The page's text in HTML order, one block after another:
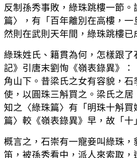
反制孫秀事敗，綠珠跳樓一節。
篇〉，有「百年離別在高樓，一
然則在武則天年間，綠珠跳樓已
綠珠姓氏、籍貫為何，怎樣跟了
記》引唐末劉恂《嶺表錄異》：
角山下。昔梁氏之女有容貌，石
使，以圓珠三斛買之。梁氏之居
知之〈綠珠篇〉有「明珠十斛買
篇〉較《嶺表錄異》早，故「十
概言之，石崇有一寵妾叫綠珠，
笛，被孫秀看中，派人來索取，